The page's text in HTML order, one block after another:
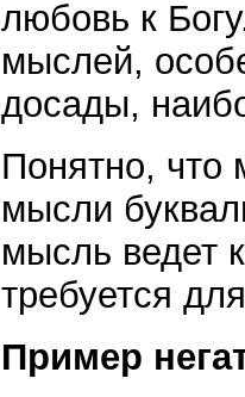
любовь к
мыслей,
досады,
Понятно, что
мысли
мысль ведет
требуется
Пример